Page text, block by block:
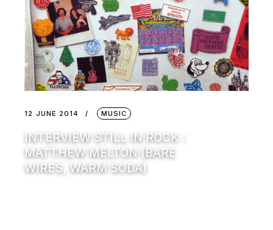
12 JUNE 2014 MUSIC
INTERVIEW STILL IN ROCK :
MATTHEW MELTON (BARE
WIRES, WARM SODA)